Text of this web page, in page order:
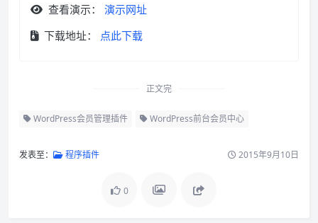
查看演示：
演示网址
下载地址：
点此下载
正文完
WordPress会员管理插件 WordPress前台会员中心
发表至： 程序插件 2015年9月10日
0